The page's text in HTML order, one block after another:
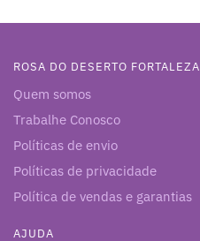
ROSA DO DESERTO FORTALEZA
Quem somos
Trabalhe Conosco
Políticas de envio
Políticas de privacidade
Política de vendas e garantias
AJUDA